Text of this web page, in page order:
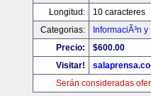
Longitud:
10 caracteres
Categorias:
InformaciÃ³n
Precio:
$600.00
Visitar!
Serán consideradas